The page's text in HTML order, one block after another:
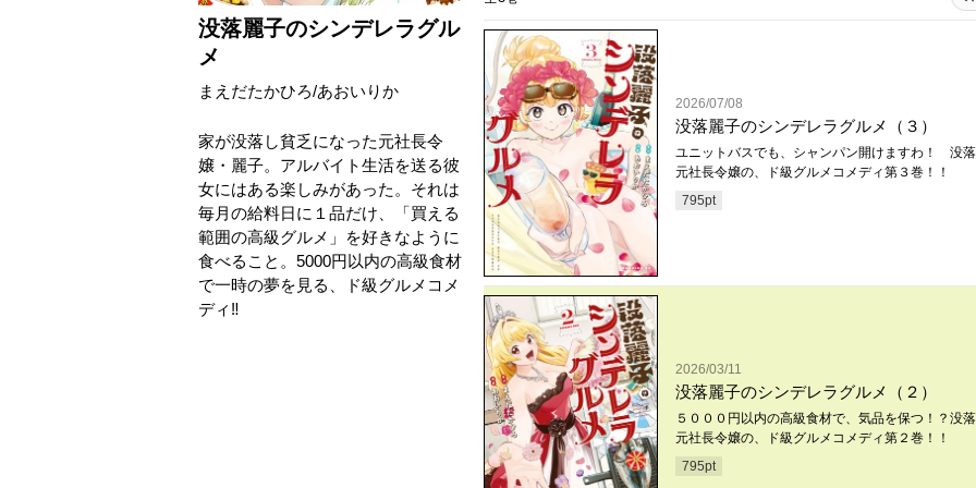
没落麗子のシンデレラグル
メ
まえだたかひろ/あおいりか
家が没落し貧乏になった元社長令
嬢・麗子。アルバイト生活を送る彼
女にはある楽しみがあった。それは
毎月の給料日に１品だけ、「買える
範囲の高級グルメ」を好きなように
食べること。5000円以内の高級食材
で一時の夢を見る、ド級グルメコメ
ディ‼
2026/07/08
没落麗子のシンデレラグルメ（３）
ユニットバスでも、シャンパン開けますわ！ 没
元社長令嬢の、ド級グルメコメディ第３巻！！
795pt
2026/03/11
没落麗子のシンデレラグルメ（２）
５０００円以内の高級食材で、気品を保つ！？没
元社長令嬢の、ド級グルメコメディ第２巻！！
795pt